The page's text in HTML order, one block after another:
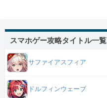
スマホゲー攻略タイトル一覧
サファイアスフィア
ドルフィンウェーブ